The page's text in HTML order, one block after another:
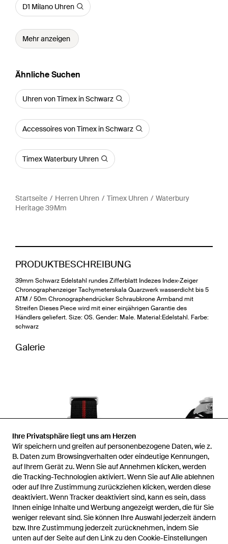
Ihre Privatsphäre liegt uns am Herzen
Wir speichern und greifen auf personenbezogene Daten, wie z.
B. Daten zum Browsingverhalten oder eindeutige Kennungen,
auf Ihrem Gerät zu. Wenn Sie auf Annehmen klicken, werden
die Tracking-Technologien aktiviert. Wenn Sie auf Alle ablehnen
oder auf Ihre Zustimmung zurückziehen klicken, werden diese
deaktiviert. Wenn Tracker deaktiviert sind, kann es sein, dass
Ihnen einige Inhalte und Werbung angezeigt werden, die für Sie
weniger relevant sind. Sie können Ihre Auswahl jederzeit ändern
bzw. Ihre Zustimmung jederzeit zurücknehmen, indem Sie
unten auf der Seite auf den Link zu den Cookie-Einstellungen
D1 Milano Uhren
Mehr anzeigen
Ähnliche Suchen
Uhren von Timex in Schwarz
Accessoires von Timex in Schwarz
Timex Waterbury Uhren
Startseite Herren Uhren Timex Uhren
Waterbury
Heritage 39Mm
PRODUKTBESCHREIBUNG
39mm Schwarz Edelstahl rundes Zifferblatt Indezes Index-Zeiger
Chronographenzeiger Tachymeterskala Quarzwerk wasserdicht bis 5
ATM / 50m Chronographendrücker Schraubkrone Armband mit
Streifen Dieses Piece wird mit einer einjährigen Garantie des
Händlers geliefert. Size: OS. Gender: Male. Material:Edelstahl. Farbe:
schwarz
Galerie